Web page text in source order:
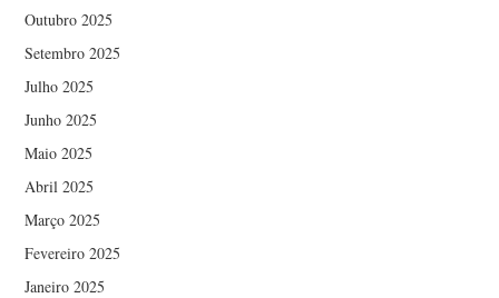
Outubro 2025
Setembro 2025
Julho 2025
Junho 2025
Maio 2025
Abril 2025
Março 2025
Fevereiro 2025
Janeiro 2025